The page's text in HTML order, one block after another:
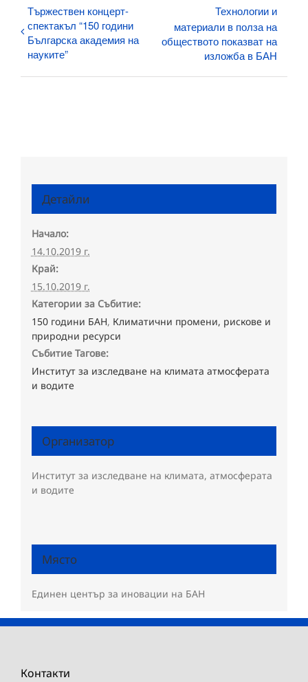
Тържествен концерт-
спектакъл “150 години
Българска академия на
науките”
Технологии и
материали в полза на
обществото показват на
изложба в БАН
Детайли
Начало:
14.10.2019 г.
Край:
15.10.2019 г.
Категории за Събитие:
150 години БАН, Климатични промени, рискове и
природни ресурси
Събитие Тагове:
Институт за изследване на климата атмосферата
и водите
Организатор
Институт за изследване на климата, атмосферата
и водите
Място
Единен център за иновации на БАН
Контакти